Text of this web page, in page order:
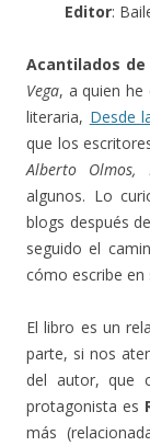
Editor:
Acantilados
Vega, a quien
literaria, Desde
que los
Alberto Olmos,
algunos. Lo
blogs después
seguido el
cómo escribe en
El libro es un
parte, si nos
del autor, que
protagonista es
más